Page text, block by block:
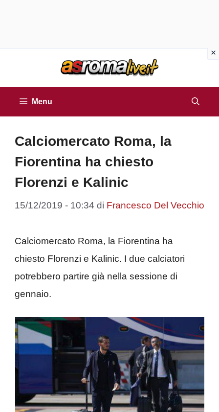
Menu
Calciomercato Roma, la
Fiorentina ha chiesto
Florenzi e Kalinic
15/12/2019 - 10:34 di Francesco Del Vecchio
Calciomercato Roma, la Fiorentina ha
chiesto Florenzi e Kalinic. I due calciatori
potrebbero partire già nella sessione di
gennaio.